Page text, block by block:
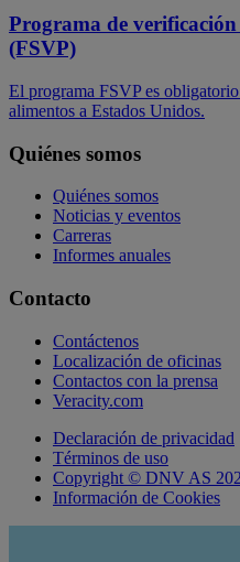
Programa de
(FSVP)
El programa FSVP es
alimentos a Estados Unidos.
Quiénes somos
Quiénes somos
Noticias y eventos
Carreras
Informes anuales
Contacto
Contáctenos
Localización de oficinas
Contactos con la prensa
Veracity.com
Declaración de privacidad
Términos de uso
Copyright © DNV AS
Información de Cookies